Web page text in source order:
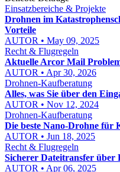
Einsatzbereiche & Projekte
Drohnen im
Vorteile
AUTOR • May 09, 2025
Recht & Flugregeln
Aktuelle Arcor Mail
AUTOR • Apr 30, 2026
Drohnen-Kaufberatung
Alles, was Sie über den
AUTOR • Nov 12, 2024
Drohnen-Kaufberatung
Die beste Nano-Drohne für
AUTOR • Jun 18, 2025
Recht & Flugregeln
Sicherer Dateitransfer über
AUTOR • Apr 06, 2025